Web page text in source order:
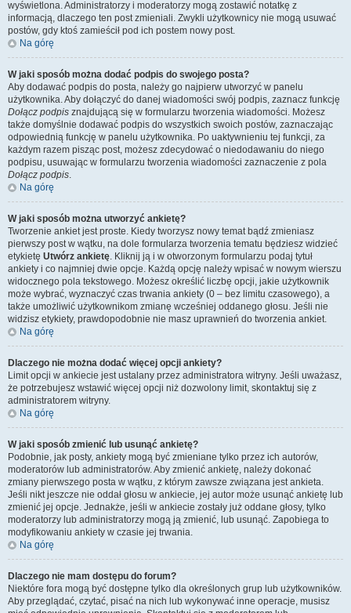
wyświetlona. Administratorzy i moderatorzy mogą zostawić notatkę z
informacją, dlaczego ten post zmieniali. Zwykli użytkownicy nie mogą usuwać
postów, gdy ktoś zamieścił pod ich postem nowy post.
Na górę
W jaki sposób można dodać podpis do swojego posta?
Aby dodawać podpis do posta, należy go najpierw utworzyć w panelu
użytkownika. Aby dołączyć do danej wiadomości swój podpis, zaznacz funkcję
Dołącz podpis znajdującą się w formularzu tworzenia wiadomości. Możesz
także domyślnie dodawać podpis do wszystkich swoich postów, zaznaczając
odpowiednią funkcję w panelu użytkownika. Po uaktywnieniu tej funkcji, za
każdym razem pisząc post, możesz zdecydować o niedodawaniu do niego
podpisu, usuwając w formularzu tworzenia wiadomości zaznaczenie z pola
Dołącz podpis.
Na górę
W jaki sposób można utworzyć ankietę?
Tworzenie ankiet jest proste. Kiedy tworzysz nowy temat bądź zmieniasz
pierwszy post w wątku, na dole formularza tworzenia tematu będziesz widzieć
etykietę Utwórz ankietę. Kliknij ją i w otworzonym formularzu podaj tytuł
ankiety i co najmniej dwie opcje. Każdą opcję należy wpisać w nowym wierszu
widocznego pola tekstowego. Możesz określić liczbę opcji, jakie użytkownik
może wybrać, wyznaczyć czas trwania ankiety (0 – bez limitu czasowego), a
także umożliwić użytkownikom zmianę wcześniej oddanego głosu. Jeśli nie
widzisz etykiety, prawdopodobnie nie masz uprawnień do tworzenia ankiet.
Na górę
Dlaczego nie można dodać więcej opcji ankiety?
Limit opcji w ankiecie jest ustalany przez administratora witryny. Jeśli uważasz,
że potrzebujesz wstawić więcej opcji niż dozwolony limit, skontaktuj się z
administratorem witryny.
Na górę
W jaki sposób zmienić lub usunąć ankietę?
Podobnie, jak posty, ankiety mogą być zmieniane tylko przez ich autorów,
moderatorów lub administratorów. Aby zmienić ankietę, należy dokonać
zmiany pierwszego posta w wątku, z którym zawsze związana jest ankieta.
Jeśli nikt jeszcze nie oddał głosu w ankiecie, jej autor może usunąć ankietę lub
zmienić jej opcje. Jednakże, jeśli w ankiecie zostały już oddane głosy, tylko
moderatorzy lub administratorzy mogą ją zmienić, lub usunąć. Zapobiega to
modyfikowaniu ankiety w czasie jej trwania.
Na górę
Dlaczego nie mam dostępu do forum?
Niektóre fora mogą być dostępne tylko dla określonych grup lub użytkowników.
Aby przeglądać, czytać, pisać na nich lub wykonywać inne operacje, musisz